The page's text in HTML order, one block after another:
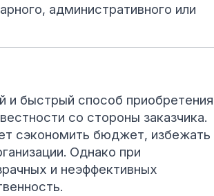
административного или
и быстрый способ приобретения
со стороны заказчика.
сэкономить бюджет, избежать
Однако при
и неэффективных